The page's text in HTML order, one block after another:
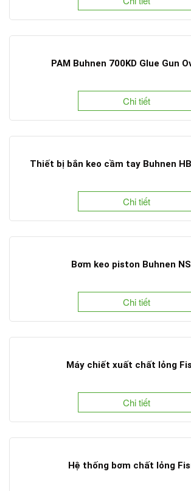
PAM Buhnen 700KD Glue Gun
Chi tiết
Thiết bị bắn keo cầm tay Buhnen
Chi tiết
Bơm keo piston Buhnen
Chi tiết
Máy chiết xuất chất lỏng
Chi tiết
Hệ thống bơm chất lỏng